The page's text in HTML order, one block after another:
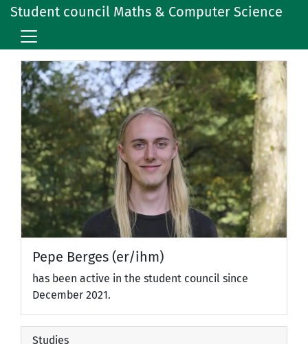
Student council Maths & Computer Science
Pepe Berges (er/ihm)
has been active in the student council since
December 2021.
Studies